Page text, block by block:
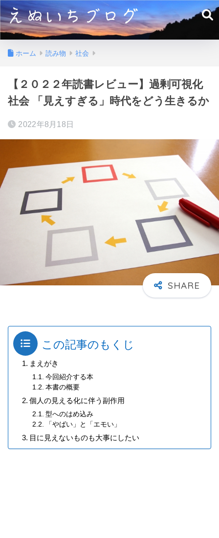
ホーム 読み物 社会
【２０２２年読書レビュー】過剰可視化
社会 「見えすぎる」時代をどう生きるか
2022年8月18日
この記事のもくじ
まえがき
今回紹介する本
本書の概要
個人の見える化に伴う副作用
型へのはめ込み
「やばい」と「エモい」
目に見えないものも大事にしたい